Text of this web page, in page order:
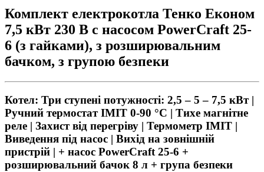
Комплект електрокотла Тенко Економ
7,5 кВт 230 В c насосом PowerCraft 25-
6 (з гайками), з розширювальним
бачком, з групою безпеки
Котел: Три ступені потужності: 2,5 – 5 – 7,5 кВт |
Ручний термостат IMIT 0-90 °С | Тихе магнітне
реле | Захист від перегріву | Термометр IMIT |
Виведення під насос | Вихід на зовнішній
пристрій | + насос PowerCraft 25-6 +
розширювальний бачок 8 л + група безпеки